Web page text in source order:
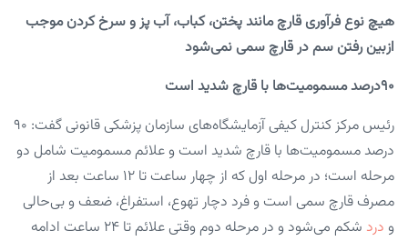
هیچ نوع فرآوری قارچ مانند پختن، کباب، آب پز و سرخ کردن موجب
ازبین رفتن سم در قارچ سمی نمی‌شود
۹۰درصد مسمومیت‌ها با قارچ شدید است
رئیس مرکز کنترل کیفی آزمایشگاه‌های سازمان پزشکی قانونی گفت: ۹۰
درصد مسمومیت‌ها با قارچ شدید است و علائم مسمومیت شامل دو
مرحله است؛ در مرحله اول که از چهار ساعت تا ۱۲ ساعت بعد از
مصرف قارچ سمی است و فرد دچار تهوع، استفراغ، ضعف و بی‌حالی
و درد
شکم می‌شود و در مرحله دوم وقتی علائم تا ۲۴ ساعت ادامه